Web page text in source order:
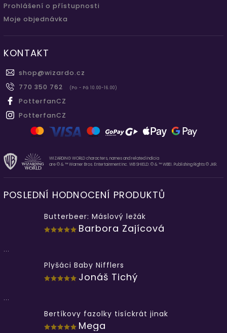
Prohlášení o přístupnosti
Moje objednávka
KONTAKT
shop@wizardo.cz
770 350 762
(Po - Pá 10.00-16.00)
PotterfanCZ
PotterfanCZ
WIZARDING WORLD characters, names and related indicia
are © & ™ Warner Bros. Entertainment Inc. WB SHIELD: © & ™ WBEI. Publishing Rights © JKR.
POSLEDNÍ HODNOCENÍ PRODUKTŮ
Butterbeer: Máslový ležák
Barbora Zajícová
...
Plyšáci Baby Nifflers
Jonáš Tichý
...
Bertíkovy fazolky tisíckrát jinak
Mega